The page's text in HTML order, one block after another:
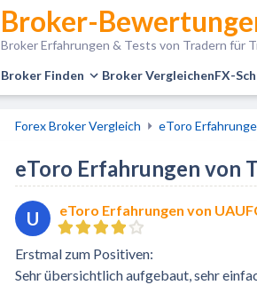
Broker-
Broker Erfahrungen & Tests von Tradern für
Broker Finden Broker VergleichenFX-
Forex Broker Vergleich eToro
eToro Erfahrungen von
U eToro Erfahrungen von
Erstmal zum Positiven:
Sehr übersichtlich aufgebaut, sehr